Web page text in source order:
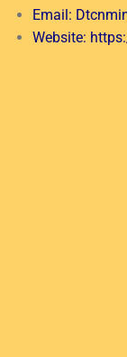
Email:
Website: